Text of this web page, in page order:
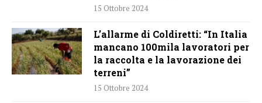
15 Ottobre 2024
L’allarme di Coldiretti: “In Italia
mancano 100mila lavoratori per
la raccolta e la lavorazione dei
terreni”
15 Ottobre 2024